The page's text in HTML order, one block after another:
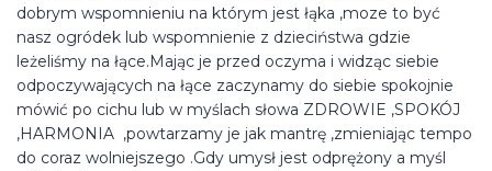
dobrym wspomnieniu na którym jest łąka ,moze to być
nasz ogródek lub wspomnienie z dzieciństwa gdzie
leżeliśmy na łące.Mając je przed oczyma i widząc siebie
odpoczywających na łące zaczynamy do siebie spokojnie
mówić po cichu lub w myślach słowa ZDROWIE ,SPOKÓJ
,HARMONIA ,powtarzamy je jak mantrę ,zmieniając tempo
do coraz wolniejszego .Gdy umysł jest odprężony a myśl